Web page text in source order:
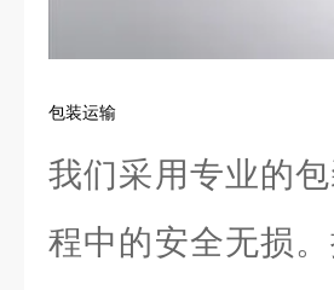
包装运输
我们采用专业的
程中的安全无损